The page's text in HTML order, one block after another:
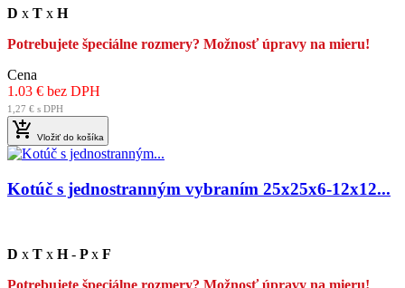
D x T x H
Potrebujete špeciálne rozmery? Možnosť úpravy na mieru!
Cena
1.03 € bez DPH
1,27 € s DPH
 Vložiť do košíka
Kotúč s jednostranným vybraním 25x25x6-12x12...
D x T x H- Px F